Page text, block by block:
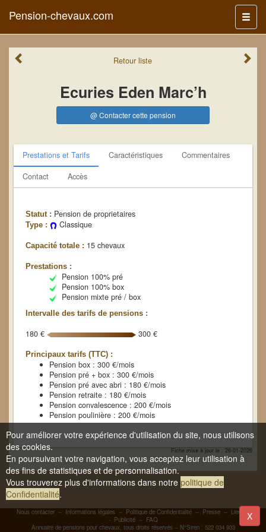
Menu
Pension-chevaux.com
Retourliste
Ecuries Eden Marc’h
@ Contacter cette pension
Prestations et Tarifs Caractéristiques
Commentaires
Contact
Accès
Statut : Pension de proprietaires
Type : Classique
Capacité totale : 15 chevaux
Prestations :
Pension 100% pré
Pension 100% box
Pension mixte pré / box
Intervalle des tarifs de pensions :
180 € 300 €
Principaux tarifs (TTC) :
Pension box : 300 €/mois
Pension pré + box : 300 €/mois
Pension pré avec abri : 180 €/mois
Pension retraite : 180 €/mois
Pension convalescence : 200 €/mois
Pension poulinière : 200 €/mois
Fiche mise à jour le : 26-01-2026
Nous contacter -- Informations légales -- Politique de Confidentialité -- Presse -- Liens
-
- Publicité-- FAQ
Annuaire de pensions pour chevaux, tous droits réservés -- N°Siren : 522 034 933
Pour améliorer votre expérience d'utilisation du site, nous utilisons
des cookies.
En poursuivant votre navigation, vous acceptez leur utilisation à
des fins de statistiques et de personnalisation.
Vous trouverez plus d'informations dans notre politique de
Confidentialité.
X